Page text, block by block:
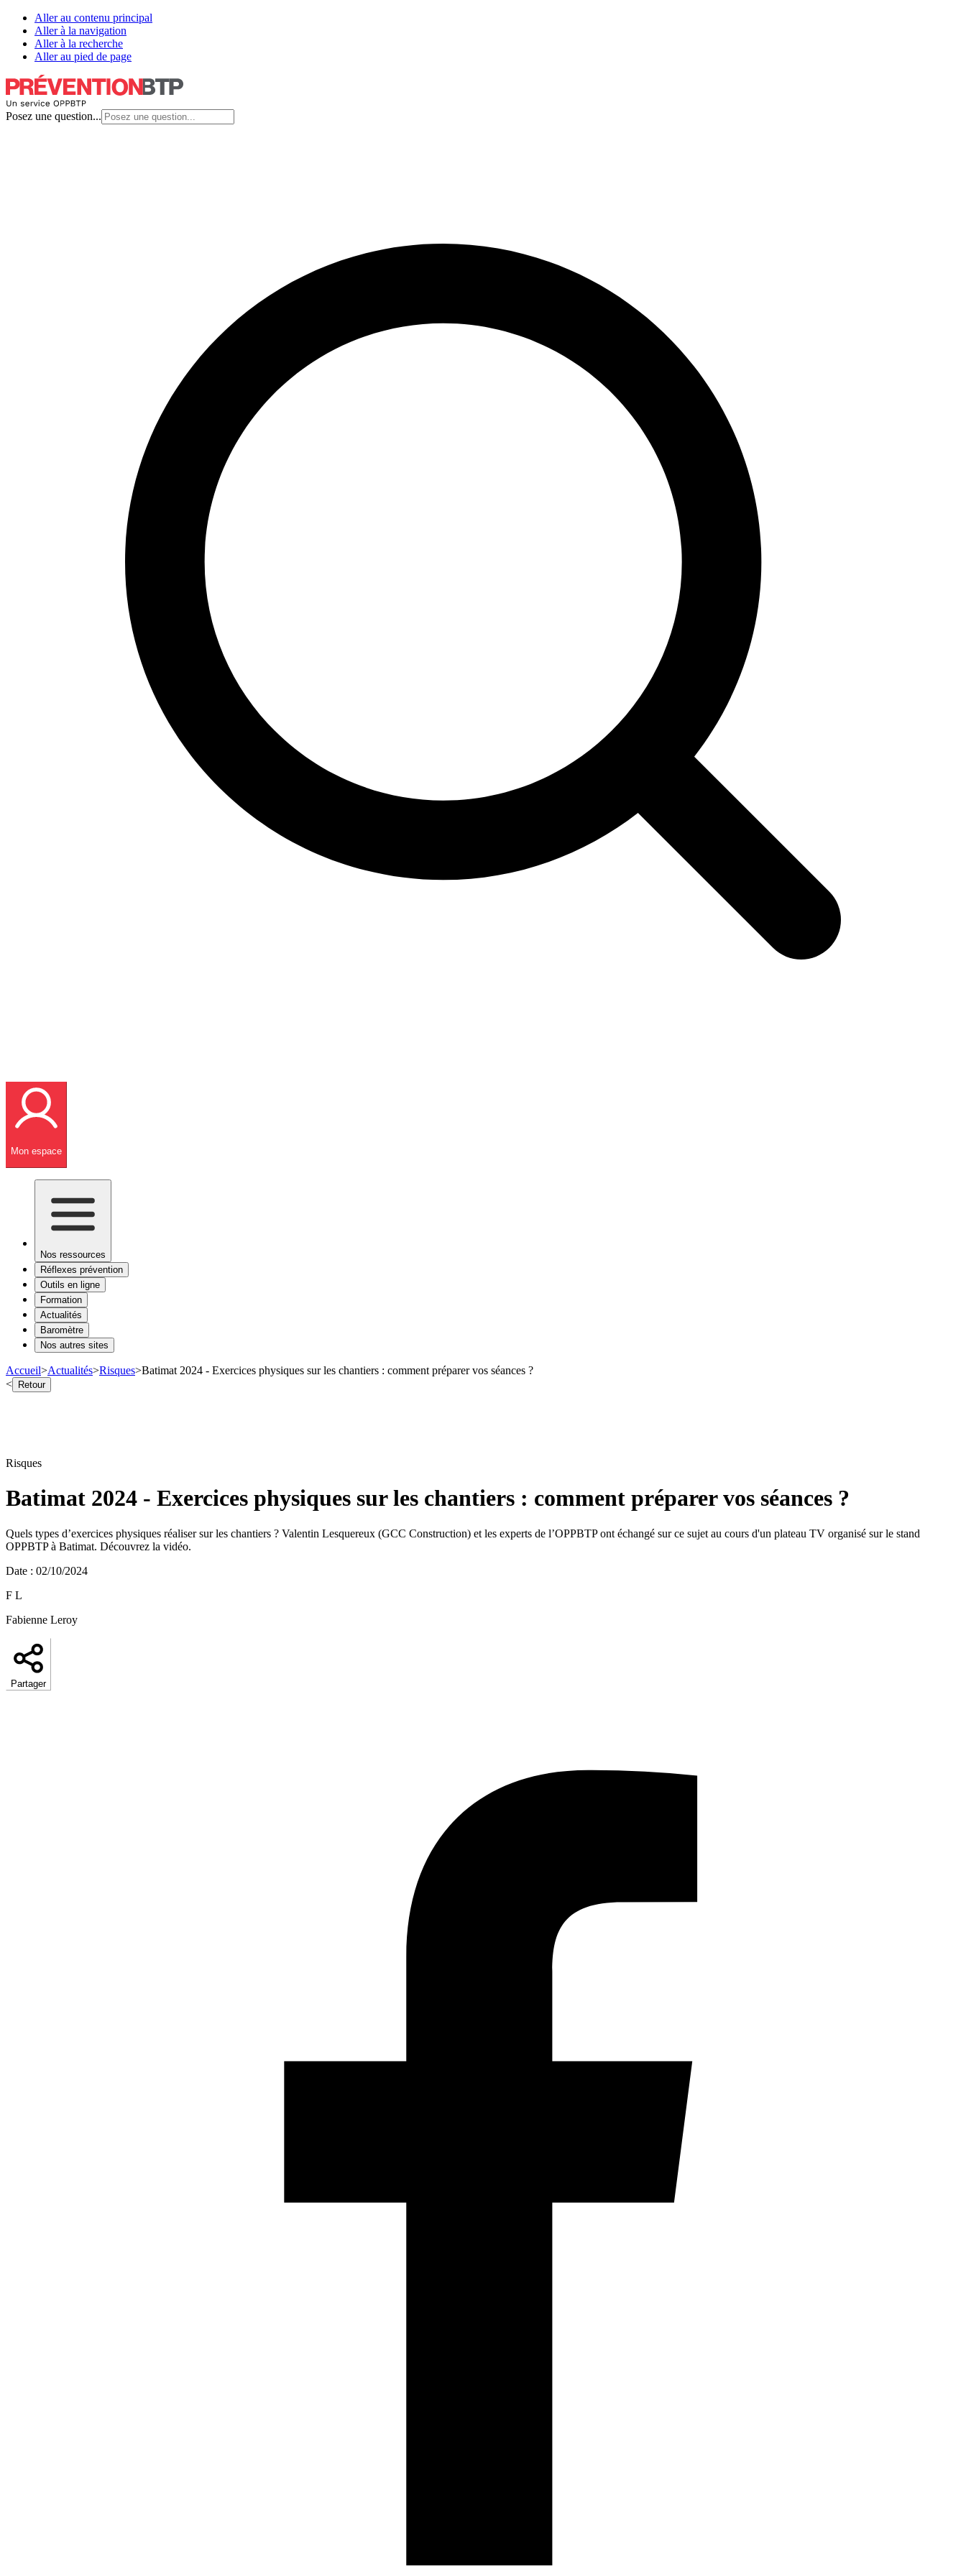
Aller au contenu principal
Aller à la navigation
Aller à la recherche
Aller au pied de page
Posez une question...
Mon espace
Nos ressources
Réflexes prévention
Outils en ligne
Formation
Actualités
Baromètre
Nos autres sites
Accueil>Actualités>Risques>Batimat 2024 - Exercices physiques sur les chantiers : comment préparer vos séances ?
< Retour
Risques
Batimat 2024 - Exercices physiques sur les chantiers : comment préparer vos séances ?
Quels types d’exercices physiques réaliser sur les chantiers ? Valentin Lesquereux (GCC Construction) et les experts de l’OPPBTP ont échangé sur ce sujet au cours d'un plateau TV organisé sur le stand
OPPBTP à Batimat. Découvrez la vidéo.
Date : 02/10/2024
F L
Fabienne Leroy
Partager